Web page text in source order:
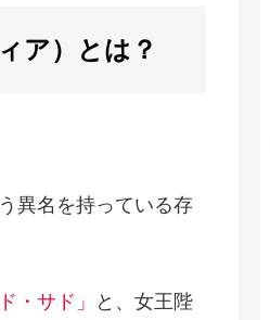
ア）とは？
異名を持っている存
・サド」
と、女王陛